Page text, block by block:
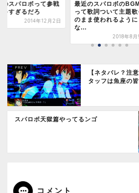
のスパロボって参戦
多すぎるだろ
2014年12月2日
最近のスパロボのBGM
って歌詞ついて主題歌
のまま使われるように
な...
2018年8月
【ネタバレ？注
タッフは魚座の
スパロボ天獄篇やってるンゴ
コメント